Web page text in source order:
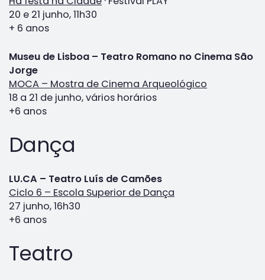
20 e 21 junho, 11h30
+ 6 anos
Museu de Lisboa – Teatro Romano no Cinema São
Jorge
MOCA – Mostra de Cinema Arqueológico
18 a 21 de junho, vários horários
+6 anos
Dança
LU.CA – Teatro Luís de Camões
Ciclo 6 – Escola Superior de Dança
27 junho, 16h30
+6 anos
Teatro